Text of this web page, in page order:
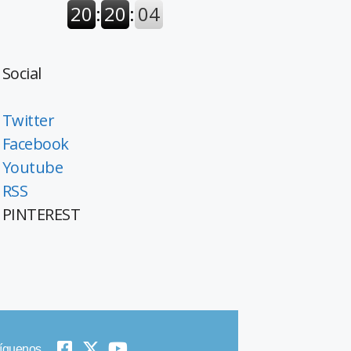
Social
Twitter
Facebook
Youtube
RSS
PINTEREST